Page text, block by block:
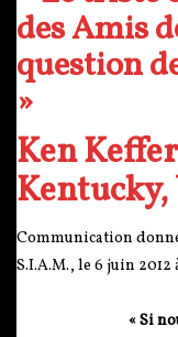
des Amis
question
»
Ken
Kentucky,
Communication
S.I.A.M., le 6 juin 2012
« Si